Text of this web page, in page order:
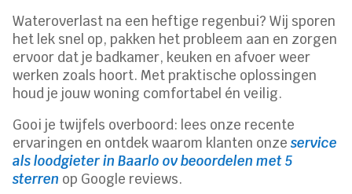
Wateroverlast na een heftige regenbui? Wij sporen
het lek snel op, pakken het probleem aan en zorgen
ervoor dat je badkamer, keuken en afvoer weer
werken zoals hoort. Met praktische oplossingen
houd je jouw woning comfortabel én veilig.
Gooi je twijfels overboord: lees onze recente
ervaringen en ontdek waarom klanten onzeservice
als loodgieter in Baarlo ov beoordelen met 5
sterren op Google reviews.